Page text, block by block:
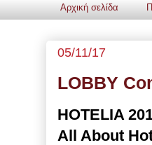
Αρχική σελίδα
05/11/17
LOBBY
HOTELIA
All About